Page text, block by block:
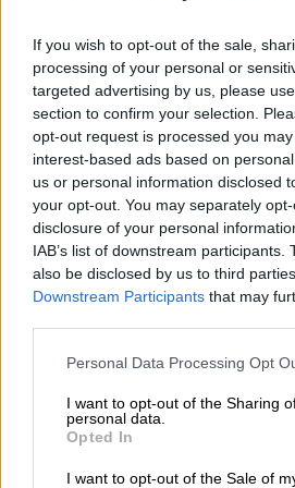
If you wish to opt-out of the sale,
processing of your personal or
targeted advertising by us, please
section to confirm your selection.
opt-out request is processed you
interest-based ads based on
us or personal information disclosed
your opt-out. You may separately
disclosure of your personal
IAB’s list of downstream participants.
also be disclosed by us to third
Downstream Participants that may
Please note that this website/app
not limited to your visit or usage
grant or deny consent to Google and
use your data for below specified
consent section.
Personal Data Processing Opt
I want to opt-out of the Sharing
personal data.
Opted In
I want to opt-out of the Sale of
να δουλεύει» είπε
πρόσθεσε στο ΕΤ: «Πέρασα
μια καταπληκτική
περήφανος για τον πατέρα
Σημειώνεται ότι η
σειρά γουέστερν του
American Saga», είναι
παράδοση των γουέστερν
που διερευνά την Παλιά
τετραετία του
Πολέμου (1861-1865) και
ένα συναισθηματικό